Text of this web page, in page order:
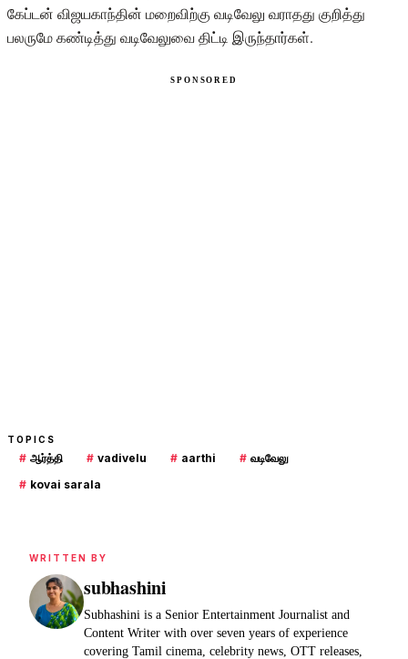
கேப்டன் விஜயகாந்தின் மறைவிற்கு வடிவேலு வராதது குறித்து
பலருமே கண்டித்து வடிவேலுவை திட்டி இருந்தார்கள்.
TOPICS
# ஆர்த்தி # vadivelu # aarthi # வடிவேலு
# kovai sarala
WRITTEN BY
subhashini
Subhashini is a Senior Entertainment Journalist and
Content Writer with over seven years of experience
covering Tamil cinema, celebrity news, OTT releases,